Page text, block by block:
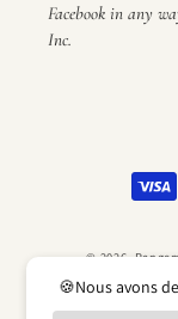
Facebook in any
Inc.
de
© 2026,
Politique
🍪Nous avons